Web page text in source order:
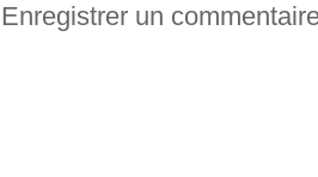
Enregistrer un